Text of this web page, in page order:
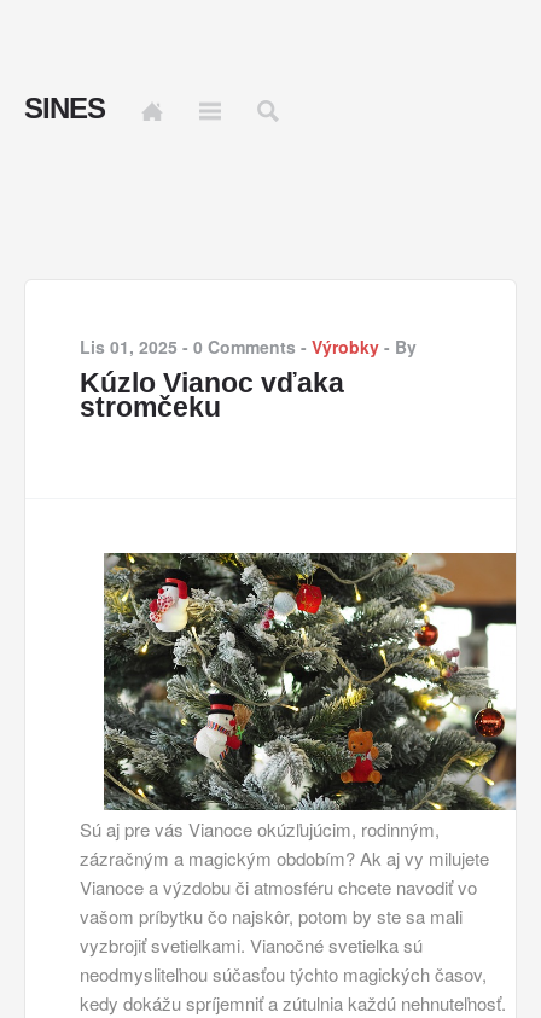
SINES
Lis 01, 2025 - 0 Comments - Výrobky - By
Kúzlo Vianoc vďaka
stromčeku
Sú aj pre vás Vianoce okúzľujúcim, rodinným,
zázračným a magickým obdobím? Ak aj vy milujete
Vianoce a výzdobu či atmosféru chcete navodiť vo
vašom príbytku čo najskôr, potom by ste sa mali
vyzbrojiť svetielkami. Vianočné svetielka sú
neodmysliteľnou súčasťou týchto magických časov,
kedy dokážu spríjemniť a zútulnia každú nehnuteľnosť.